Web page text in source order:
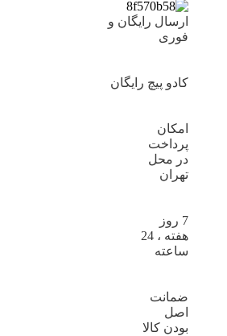
ارسال رایگان و
فوری
کادو پیچ رایگان
امکان
پرداخت
در محل
تهران
7 روز
هفته ، 24
ساعته
ضمانت
اصل
بودن کالا